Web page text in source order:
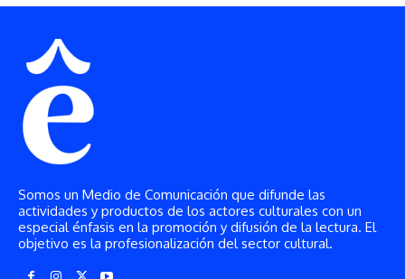
Somos un Medio de Comunicación que difunde las
actividades y productos de los actores culturales con un
especial énfasis en la promoción y difusión de la lectura. El
objetivo es la profesionalización del sector cultural.